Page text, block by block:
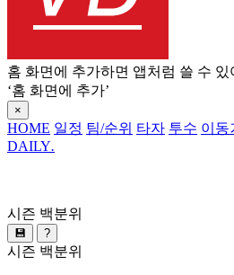
홈 화면에 추가하면 앱처럼 쓸 수 있
‘홈 화면에 추가’
×
HOME 일정 팀/순위 타자 투수 이동
DAILY.
시즌 백분위
💾 ?
시즌 백분위